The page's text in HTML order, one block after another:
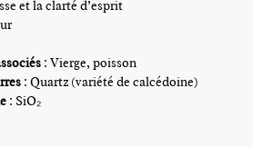
et la clarté d’esprit
: Vierge, poisson
: Quartz (variété de calcédoine)
: SiO₂